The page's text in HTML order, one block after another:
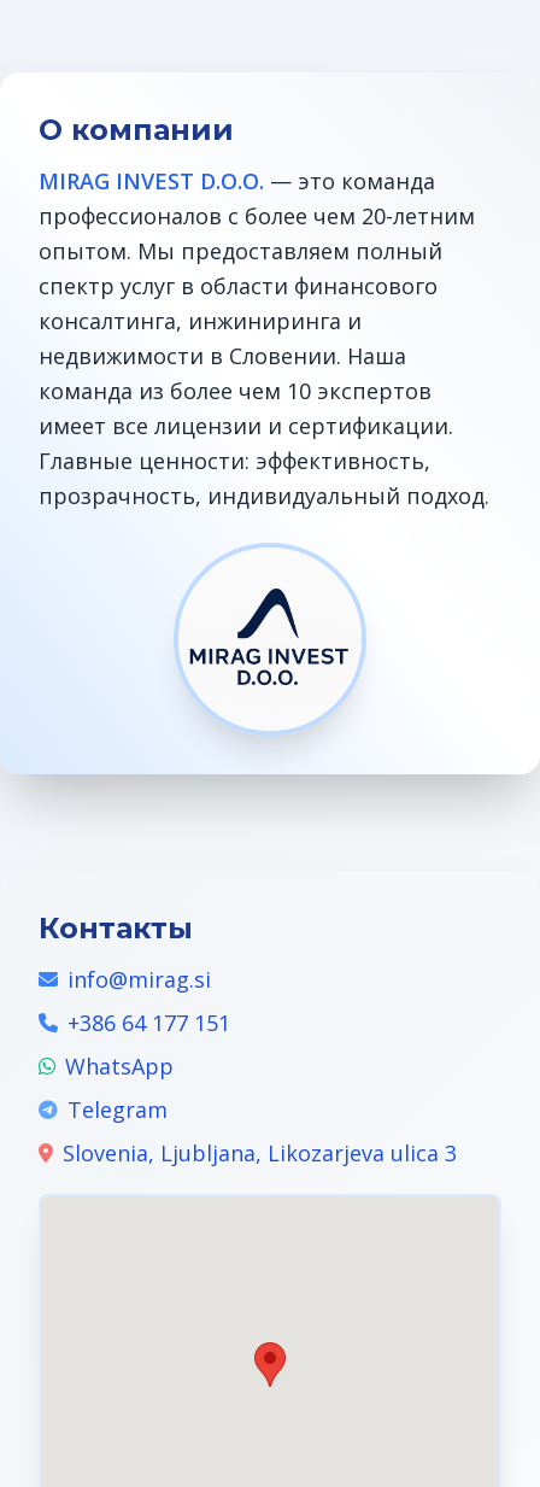
О компании
MIRAG INVEST D.O.O. — это команда
профессионалов с более чем 20-летним
опытом. Мы предоставляем полный
спектр услуг в области финансового
консалтинга, инжиниринга и
недвижимости в Словении. Наша
команда из более чем 10 экспертов
имеет все лицензии и сертификации.
Главные ценности: эффективность,
прозрачность, индивидуальный подход.
Контакты
info@mirag.si
+386 64 177 151
WhatsApp
Telegram
Slovenia, Ljubljana, Likozarjeva ulica 3